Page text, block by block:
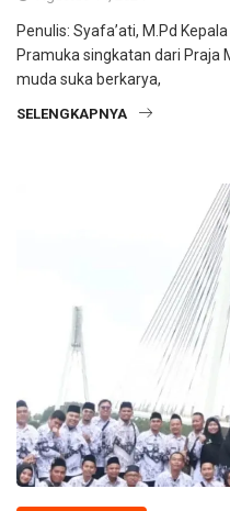
Penulis: Syafa’ati, M.Pd
Pramuka singkatan dari Praja
muda suka berkarya,
SELENGKAPNYA